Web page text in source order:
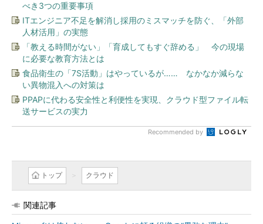
べき3つの重要事項
ITエンジニア不足を解消し採用のミスマッチを防ぐ、「外部
人材活用」の実態
「教える時間がない」「育成してもすぐ辞める」 今の現場
に必要な教育方法とは
食品衛生の「7S活動」はやっているが…… なかなか減らな
い異物混入への対策は
PPAPに代わる安全性と利便性を実現、クラウド型ファイル転
送サービスの実力
Recommended by
トップ クラウド
関連記事